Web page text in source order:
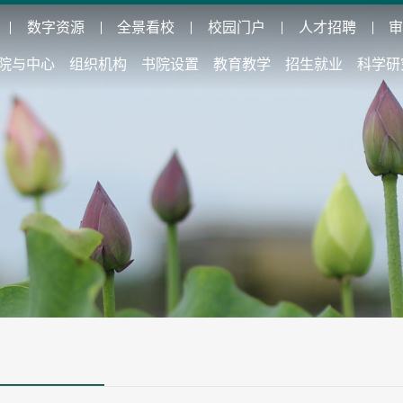
数字资源 全景看校 校园门户 人才招聘
与中心 组织机构 书院设置 教育教学 招生就业 科学研